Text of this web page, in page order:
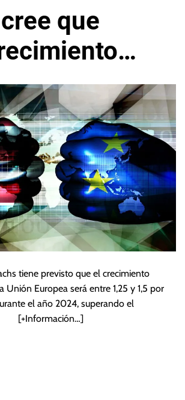
cree que
1% en la
en 2024
tiene previsto que el crecimiento
Unión Europea será entre 1,25 y 1,5 por
el año 2024, superando el
[+Información…]